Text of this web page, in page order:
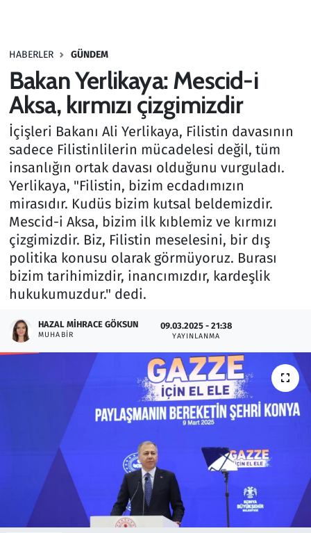
HABERLER GÜNDEM
Bakan Yerlikaya: Mescid-i
Aksa, kırmızı çizgimizdir
İçişleri Bakanı Ali Yerlikaya, Filistin davasının
sadece Filistinlilerin mücadelesi değil, tüm
insanlığın ortak davası olduğunu vurguladı.
Yerlikaya, "Filistin, bizim ecdadımızın
mirasıdır. Kudüs bizim kutsal beldemizdir.
Mescid-i Aksa, bizim ilk kıblemiz ve kırmızı
çizgimizdir. Biz, Filistin meselesini, bir dış
politika konusu olarak görmüyoruz. Burası
bizim tarihimizdir, inancımızdır, kardeşlik
hukukumuzdur." dedi.
HAZAL MIHRACE GÖKSUN
MUHABIR
09.03.2025 - 21:38
YAYINLANMA
Haber
Kültür Sanat
Kurumsal Haberler
Lezzet Durağı
Memur ve Kamu
Otomobil
Oyun
Rüya Tabirleri
Sağlık
Savunma Sanayi
Seçim 2023